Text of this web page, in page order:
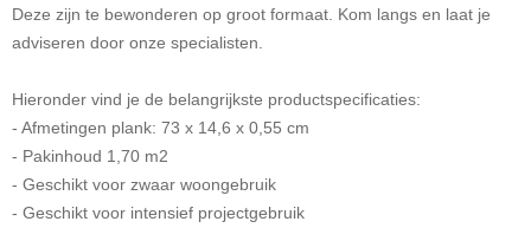
Deze zijn te bewonderen op groot formaat. Kom langs en laat je
adviseren door onze specialisten.
Hieronder vind je de belangrijkste productspecificaties:
- Afmetingen plank: 73 x 14,6 x 0,55 cm
- Pakinhoud 1,70 m2
- Geschikt voor zwaar woongebruik
- Geschikt voor intensief projectgebruik